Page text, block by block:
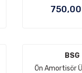
2017 |
BSG
Ön Amortisör